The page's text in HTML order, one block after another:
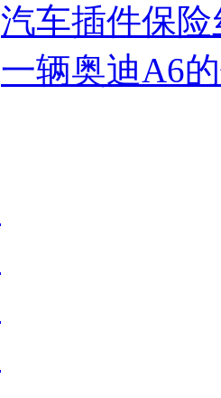
汽车插件保险
一辆奥迪A6